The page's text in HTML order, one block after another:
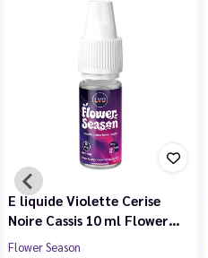
E liquide Violette Cerise
Noire Cassis 10 ml Flower…
Flower Season